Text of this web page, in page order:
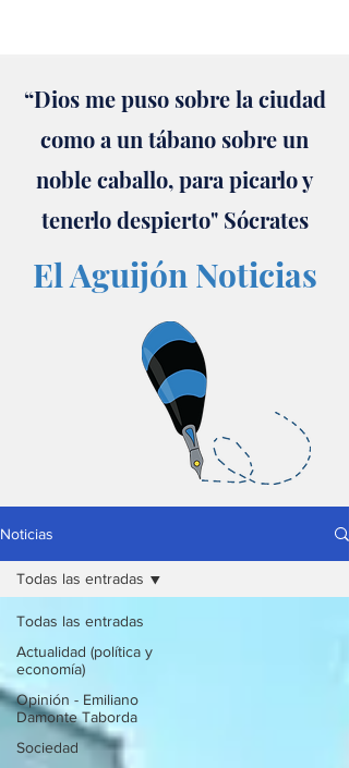
“Dios me puso sobre la ciudad
como a un tábano sobre un
noble caballo, para picarlo y
tenerlo despierto" Sócrates
El Aguijón Noticias
Noticias
Todas las entradas
Actualidad (política y
economía)
Opinión - Emiliano
Damonte Taborda
Sociedad
Todas las entradas